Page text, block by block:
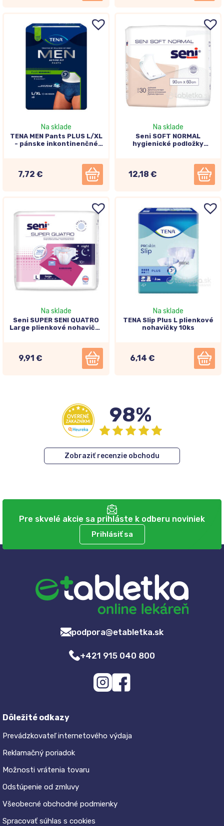
Na sklade
TENA MEN Pants PLUS L/XL
- pánske inkontinenčné
7,72 €
Na sklade
Seni SOFT NORMAL
hygienické podložky
12,18 €
Na sklade
Seni SUPER SENI QUATRO
Large plienkové nohavičky
9,91 €
Na sklade
TENA Slip Plus L plienkové
nohavičky 10ks
6,14 €
98%
Zobraziť recenzie obchodu
Pre skvelé akcie sa prihláste k odberu noviniek
Prihlásiť sa
podpora@etabletka.sk
+421 915 040 800
Dôležité odkazy
Prevádzkovateľ internetového výdaja
Reklamačný poriadok
Možnosti vrátenia tovaru
Odstúpenie od zmluvy
Všeobecné obchodné podmienky
Spracovať súhlas s cookies